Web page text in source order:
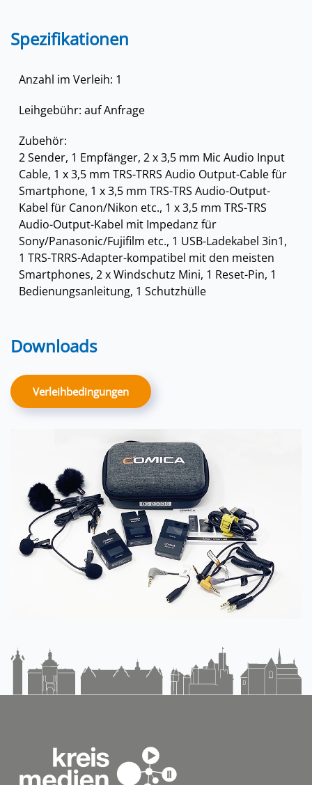
Spezifikationen
Anzahl im Verleih: 1
Leihgebühr: auf Anfrage
Zubehör:
2 Sender, 1 Empfänger, 2 x 3,5 mm Mic Audio Input
Cable, 1 x 3,5 mm TRS-TRRS Audio Output-Cable für
Smartphone, 1 x 3,5 mm TRS-TRS Audio-Output-
Kabel für Canon/Nikon etc., 1 x 3,5 mm TRS-TRS
Audio-Output-Kabel mit Impedanz für
Sony/Panasonic/Fujifilm etc., 1 USB-Ladekabel 3in1,
1 TRS-TRRS-Adapter-kompatibel mit den meisten
Smartphones, 2 x Windschutz Mini, 1 Reset-Pin, 1
Bedienungsanleitung, 1 Schutzhülle
Downloads
Verleihbedingungen